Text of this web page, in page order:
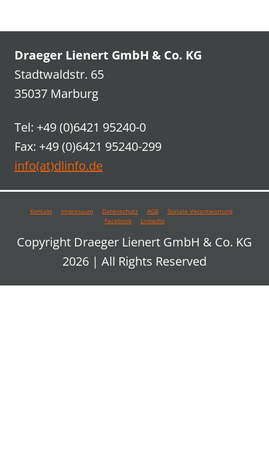
Draeger Lienert GmbH & Co. KG
Stadtwaldstr. 65
35037 Marburg
Tel: +49 (0)6421 95240-0
Fax: +49 (0)6421 95240-299
info(at)dlinfo.de
Kontakt Impressum Datenschutz AGB
Soziale Verantwortung
Facebook
LinkedIn
Copyright Draeger Lienert GmbH & Co. KG
2026 | All Rights Reserved